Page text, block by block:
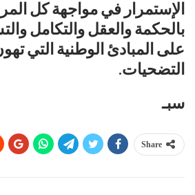
الإستمرار في مواجهة كل
بالحكمة والعقل والتكامل
على المبادئ الوطنية التي
التضحيات.
سبـ
Share